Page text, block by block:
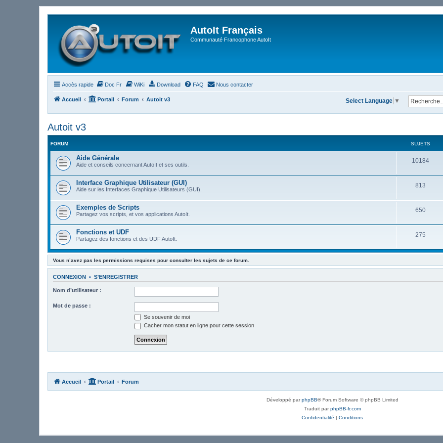
AutoIt Français
Communauté Francophone AutoIt
Accès rapide Doc Fr WiKi Download FAQ Nous contacter
Accueil Portail Forum Autoit v3 Select Language ▼
Autoit v3
FORUM SUJETS
Aide Générale
Aide et conseils concernant AutoIt et ses outils.
10184
Interface Graphique Utilisateur (GUI)
Aide sur les Interfaces Graphique Utilisateurs (GUI).
813
Exemples de Scripts
Partagez vos scripts, et vos applications AutoIt.
650
Fonctions et UDF
Partagez des fonctions et des UDF AutoIt.
275
Vous n’avez pas les permissions requises pour consulter les sujets de ce forum.
CONNEXION • S’ENREGISTRER
Nom d’utilisateur :
Mot de passe :
Se souvenir de moi
Cacher mon statut en ligne pour cette session
Accueil Portail Forum
Développé parphpBB® Forum Software © phpBB Limited
Traduit parphpBB-fr.com
Confidentialité | Conditions